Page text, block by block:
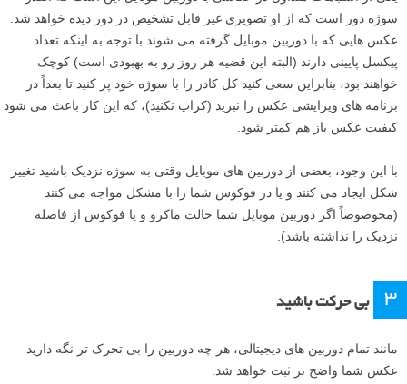
سوژه دور است که از او تصویری غیر قابل تشخیص در دور دیده خواهد شد.
عکس هایی که با دوربین موبایل گرفته می شوند با توجه به اینکه تعداد
پیکسل پایینی دارند (البته این قضیه هر روز رو به بهبودی است) کوچک
خواهند بود، بنابراین سعی کنید کل کادر را با سوژه خود پر کنید تا بعداً در
برنامه های ویرایشی عکس را نبرید (کراپ نکنید)، که این کار باعث می شود
کیفیت عکس باز هم کمتر شود.
با این وجود، بعضی از دوربین های موبایل وقتی به سوژه نزدیک باشید تغییر
شکل ایجاد می کنند و یا در فوکوس شما را با مشکل مواجه می کنند
(مخوصوصاً اگر دوربین موبایل شما حالت ماکرو و یا فوکوس از فاصله
نزدیک را نداشته باشد).
۳ بی حرکت باشید
مانند تمام دوربین های دیجیتالی، هر چه دوربین را بی تحرک تر نگه دارید
عکس شما واضح تر ثبت خواهد شد.